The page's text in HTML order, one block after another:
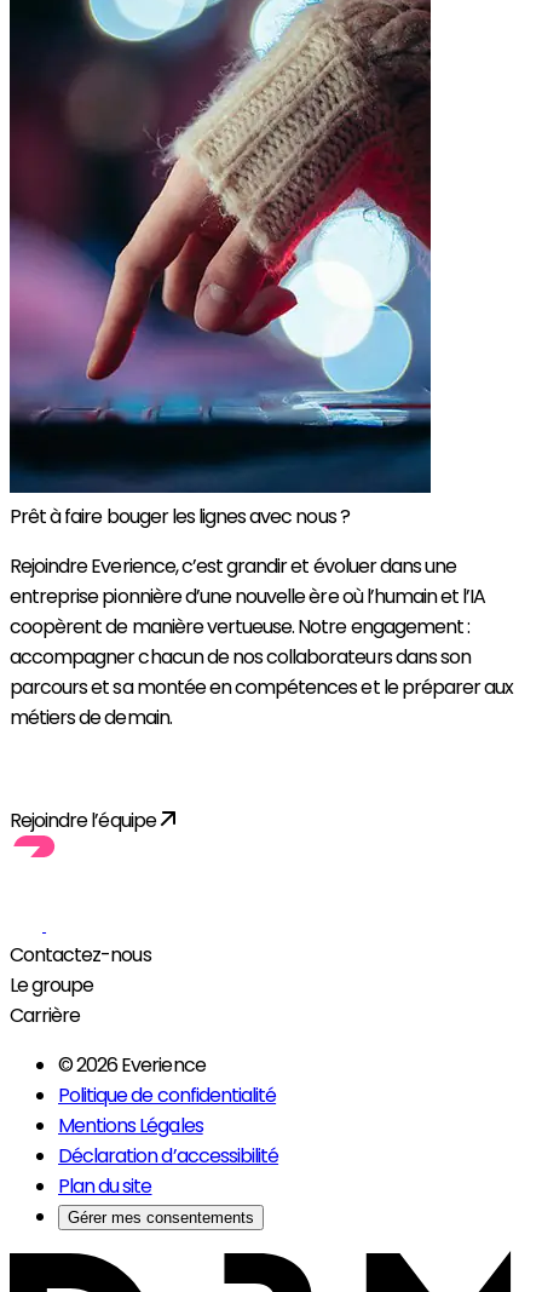
Prêt à faire bouger les lignes avec nous ?
Rejoindre Everience, c’est grandir et évoluer dans une
entreprise pionnière d’une nouvelle ère où l’humain et l’IA
coopèrent de manière vertueuse. Notre engagement :
accompagner chacun de nos collaborateurs dans son
parcours et sa montée en compétences et le préparer aux
métiers de demain.
Rejoindre l’équipe
Contactez-nous
Le groupe
Carrière
© 2026 Everience
Politique de confidentialité
Mentions Légales
Déclaration d’accessibilité
Plan du site
Gérer mes consentements